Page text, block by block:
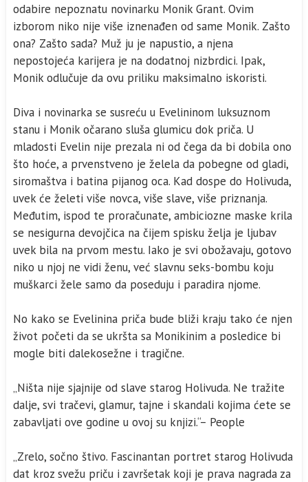
odabire nepoznatu novinarku Monik Grant. Ovim
izborom niko nije više iznenađen od same Monik. Zašto
ona? Zašto sada? Muž ju je napustio, a njena
nepostojeća karijera je na dodatnoj nizbrdici. Ipak,
Monik odlučuje da ovu priliku maksimalno iskoristi.
Diva i novinarka se susreću u Evelininom luksuznom
stanu i Monik očarano sluša glumicu dok priča. U
mladosti Evelin nije prezala ni od čega da bi dobila ono
što hoće, a prvenstveno je želela da pobegne od gladi,
siromaštva i batina pijanog oca. Kad dospe do Holivuda,
uvek će želeti više novca, više slave, više priznanja.
Međutim, ispod te proračunate, ambiciozne maske krila
se nesigurna devojčica na čijem spisku želja je ljubav
uvek bila na prvom mestu. Iako je svi obožavaju, gotovo
niko u njoj ne vidi ženu, već slavnu seks-bombu koju
muškarci žele samo da poseduju i paradira njome.
No kako se Evelinina priča bude bliži kraju tako će njen
život početi da se ukršta sa Monikinim a posledice bi
mogle biti dalekosežne i tragične.
„Ništa nije sjajnije od slave starog Holivuda. Ne tražite
dalje, svi tračevi, glamur, tajne i skandali kojima ćete se
zabavljati ove godine u ovoj su knjizi.“– People
„Zrelo, sočno štivo. Fascinantan portret starog Holivuda
dat kroz svežu priču i završetak koji je prava nagrada za